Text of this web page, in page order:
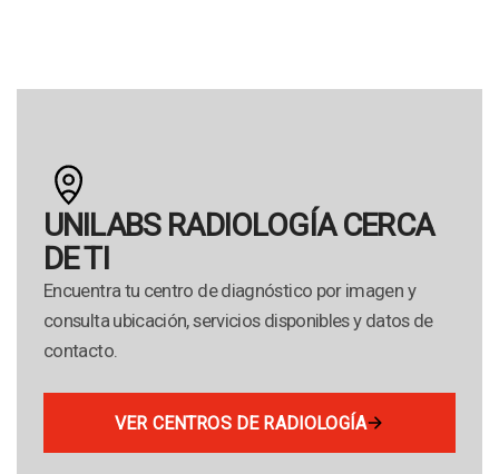
UNILABS RADIOLOGÍA CERCA
DE TI
Encuentra tu centro de diagnóstico por imagen y
consulta ubicación, servicios disponibles y datos de
contacto.
VER CENTROS DE RADIOLOGÍA